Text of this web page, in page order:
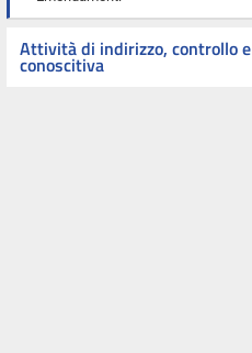
Attività di indirizzo, controllo e
conoscitiva